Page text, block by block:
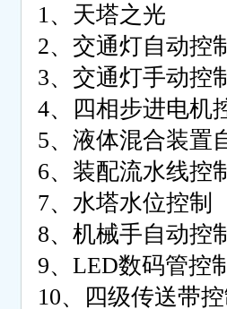
1、天塔之光
2、交通灯自动控
3、交通灯手动控
4、四相步进电机
5、液体混合装置
6、装配流水线控
7、水塔水位控制
8、机械手自动控
9、LED数码管控
10、四级传送带